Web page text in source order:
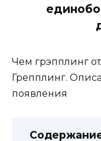
Чем грэпплинг
Грепплинг.
появления